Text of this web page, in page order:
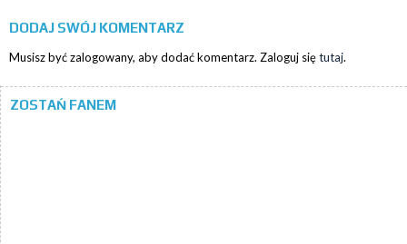
DODAJ SWÓJ KOMENTARZ
Musisz być zalogowany, aby dodać komentarz. Zaloguj siętutaj.
ZOSTAŃ FANEM